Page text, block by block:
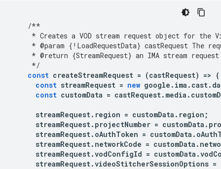
/**
* Creates a VOD stream request object for the
* @param {!LoadRequestData} castRequest The
     * @return {StreamRequest} an IMA stream request
     */
const createStreamRequest = (castRequest) => {
const streamRequest = new google . ima . cast.
const customData = castRequest. media .
streamRequest. region = customData . region ;
streamRequest. projectNumber = customData .
streamRequest. oAuthToken = customData .
streamRequest. networkCode = customData .
streamRequest.vodConfigId = customData .
streamRequest.videoStitcherSessionOptions =